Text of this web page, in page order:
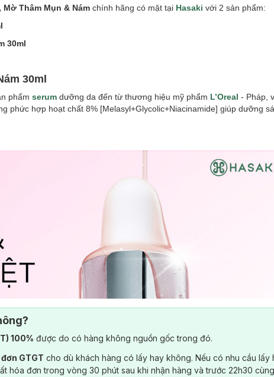
Mờ Thâm Mụn & Nám chính hãng có mặt tại Hasaki với 2 sản phẩm:
30ml
30ml
phẩm serum dưỡng da đến từ thương hiệu mỹ phẩm L’Oreal - Pháp,
phức hợp hoạt chất 8% [Melasyl+Glycolic+Niacinamide] giúp dưỡng
100% được do có hàng không nguồn gốc trong đó.
GTGT cho dù khách hàng có lấy hay không. Nếu có nhu cầu lấy
hóa đơn trong vòng 30 phút sau khi nhận hàng và trước 22h30